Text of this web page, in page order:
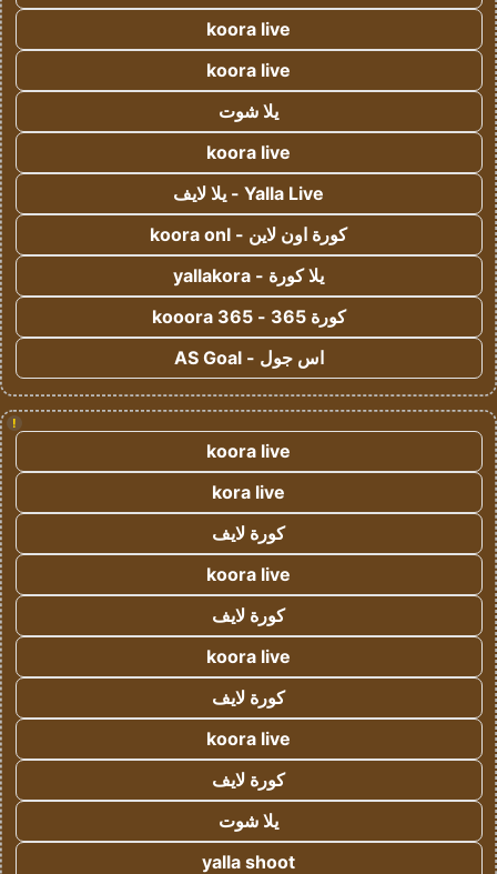
koora live
koora live
يلا شوت
koora live
Yalla Live - يلا لايف
كورة اون لاين - koora onl
يلا كورة - yallakora
كورة 365 - kooora 365
اس جول - AS Goal
!
koora live
kora live
كورة لايف
koora live
كورة لايف
koora live
كورة لايف
koora live
كورة لايف
يلا شوت
yalla shoot